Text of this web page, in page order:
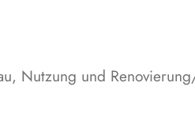
Nutzung und